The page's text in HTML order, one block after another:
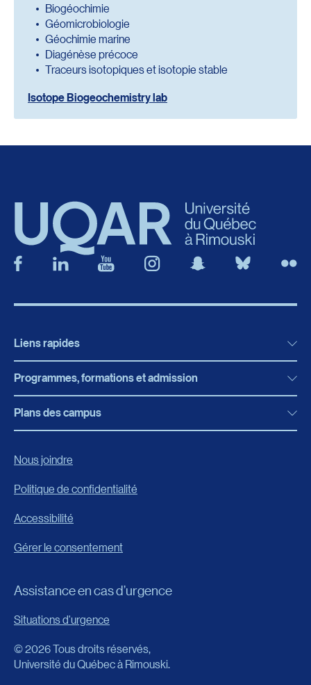
Biogéochimie
Géomicrobiologie
Géochimie marine
Diagénèse précoce
Traceurs isotopiques et isotopie stable
Isotope Biogeochemistry lab
Liens rapides
Actualités
Bibliothèque
Boutique en ligne
Carrières
Événements
Fondation de l’UQAR
FAQ
Portail
Programmes, formations et admission
Programmes, formations et admission
Frais de scolarité
Calendrier universitaire
Horaire des cours
Plans des campus
Nous joindre
Politique de confidentialité
Accessibilité
Gérer le consentement
Assistance en cas d’urgence
Situations d'urgence
© 2026 Tous droits réservés,
Université du Québec à Rimouski.